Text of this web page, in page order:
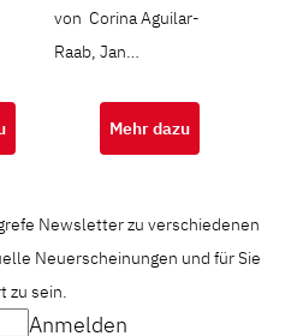
Erfassung von
Konsummustern
psychoaktiver
Substanzen und
drogenbezogenem
Wissen
von Corina Aguilar-
Raab, Jan
Mehr dazu
Newsletter zu verschiedenen
Neuerscheinungen und für Sie
zu sein.
Anmelden